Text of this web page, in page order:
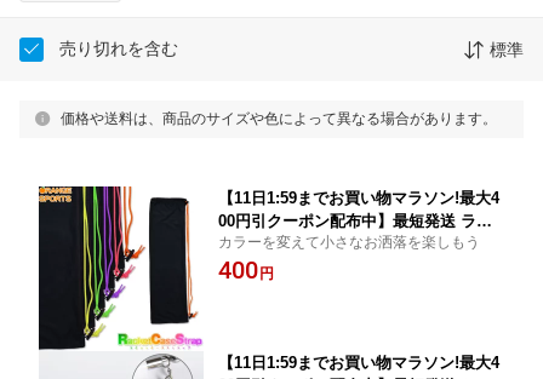
売り切れを含む 標準
価格や送料は、商品のサイズや色によって異なる場合があります。
【11日1:59までお買い物マラソン!最大4
00円引クーポン配布中】最短発送 ラケ
ットケース用カラーストラップ 交換用
ラケットケースストラップ ソフトケー
カラーを変えて小さなお洒落を楽しもう
400円
【11日1:59までお買い物マラソン!最大4